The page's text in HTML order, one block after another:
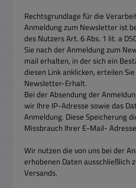
Rechtsgrundlage für die
Anmeldung zum Newsletter ist
des Nutzers Art. 6 Abs. 1 lit. a
Sie nach der Anmeldung zum
mail erhalten, in der sich ein
diesen Link anklicken, erteilen
Newsletter-Erhalt.
Bei der Absendung der
wir Ihre IP-Adresse sowie das
Anmeldung. Diese Speicherung
Missbrauch Ihrer E-Mail-
Wir nutzen die von uns bei der
erhobenen Daten ausschließlich
Versands.